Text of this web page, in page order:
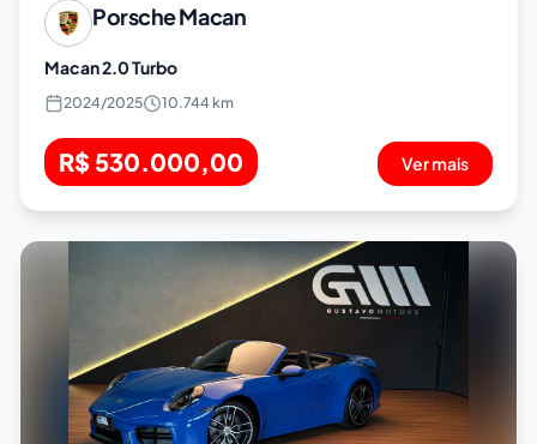
PorscheMacan
Macan 2.0 Turbo
2024/2025 10.744 km
R$ 530.000,00 Ver mais